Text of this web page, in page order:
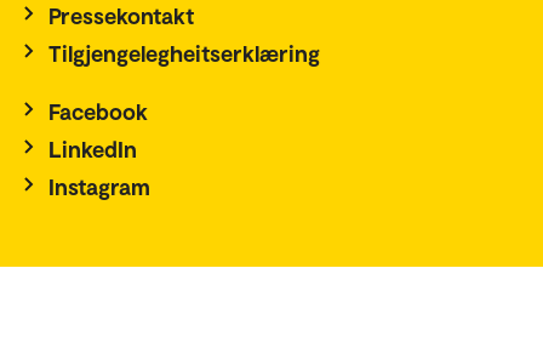
Pressekontakt
Tilgjengelegheitserklæring
Facebook
LinkedIn
Instagram